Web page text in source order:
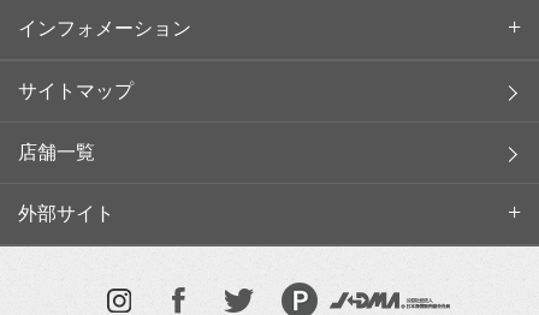
インフォメーション
サイトマップ
店舗一覧
外部サイト